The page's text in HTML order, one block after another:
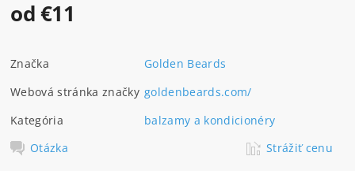
od €11
Značka
Golden Beards
Webová stránka značky goldenbeards.com/
Kategória
balzamy a kondicionéry
Otázka
Strážiť cenu